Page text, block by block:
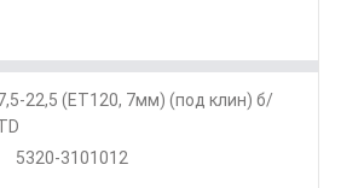
22,5 (ЕТ120, 7мм) (под клин) б/
5320-3101012